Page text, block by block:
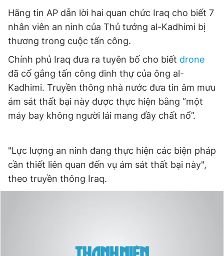
Hãng tin AP dẫn lời hai quan chức Iraq cho biết 7
nhân viên an ninh của Thủ tướng al-Kadhimi bị
thương trong cuộc tấn công.
Chính phủ Iraq đưa ra tuyên bố cho biết drone
đã cố gắng tấn công dinh thự của ông al-
Kadhimi. Truyền thông nhà nước đưa tin âm mưu
ám sát thất bại này được thực hiện bằng “một
máy bay không người lái mang đầy chất nổ”.
"Lực lượng an ninh đang thực hiện các biện pháp
cần thiết liên quan đến vụ ám sát thất bại này",
theo truyền thông Iraq.